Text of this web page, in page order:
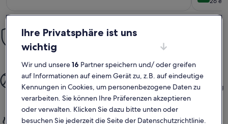
Einfach sorglos
Mit unserer Mit-Vertrauen-Buchen-Garantie bieten wir dir rund
um die Uhr Unterstützung
Mehr gemeinsame Momente
Von der Buchung bis hin zum Aufenthalt – der gesamte Vorgang
ist einfach und unkompliziert
Die gleiche Privatsphäre wie zu Hause
Ihre Privatsphäre ist uns
wichtig
Wir und unsere16 Partner speichern und/ oder greifen
auf Informationen auf einem Gerät zu, z.B. auf eindeutige
Kennungen in Cookies, um personenbezogene Daten zu
verarbeiten. Sie können Ihre Präferenzen akzeptieren
oder verwalten. Klicken Sie dazu bitte unten oder
besuchen Sie jederzeit die Seite der Datenschutzrichtlinie.